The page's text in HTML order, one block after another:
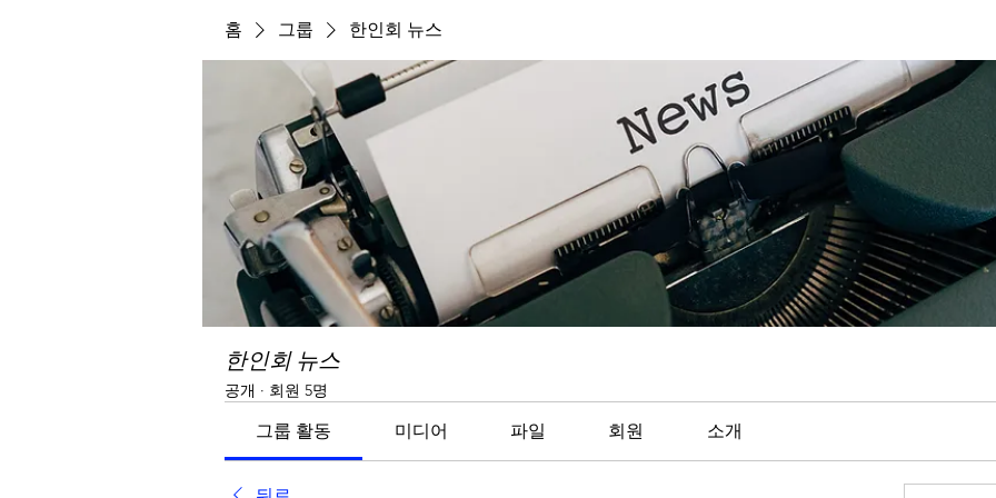
홈 그룹 한인회 뉴스
한인회 뉴스
공개 · 회원 5명
그룹 활동 미디어 파일 회원 소개